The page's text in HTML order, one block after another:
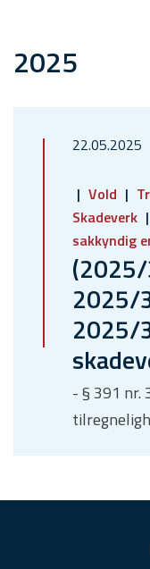
2025
22.05.2025
Vold
Skadeverk
sakkyndig
2025/
2025/
- § 391 nr.